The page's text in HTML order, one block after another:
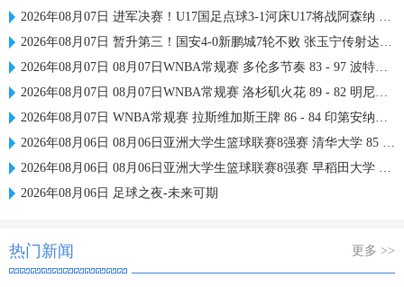
2026年08月07日 进军决赛！U17国足点球3-1河床U17将战阿森纳 江宇涵替补两扑点
2026年08月07日 暂升第三！国安4-0新鹏城7轮不败 张玉宁传射达万双响法比奥破门
2026年08月07日 08月07日WNBA常规赛 多伦多节奏 83 - 97 波特兰火焰 集锦
2026年08月07日 08月07日WNBA常规赛 洛杉矶火花 89 - 82 明尼苏达山猫 全场集锦
2026年08月07日 WNBA常规赛 拉斯维加斯王牌 86 - 84 印第安纳狂热 全场集锦
2026年08月06日 08月06日亚洲大学生篮球联赛8强赛 清华大学 85 - 81 菲律宾大学 集锦
2026年08月06日 08月06日亚洲大学生篮球联赛8强赛 早稻田大学 78 - 71 高丽大学 集锦
2026年08月06日 足球之夜-未来可期
热门新闻 更多 >>